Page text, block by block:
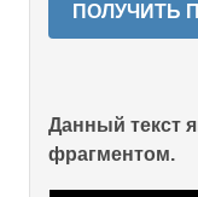
ПОЛУЧИТЬ
Данный текст
фрагментом.